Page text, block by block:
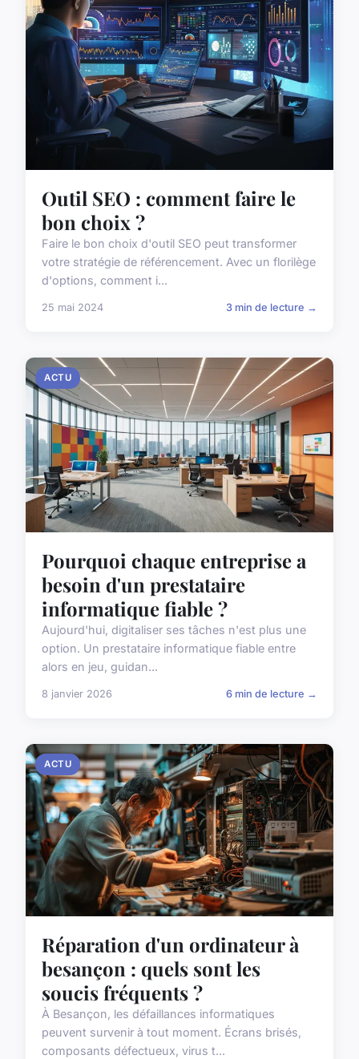
Outil SEO : comment faire le
bon choix ?
Faire le bon choix d'outil SEO peut transformer
votre stratégie de référencement. Avec un florilège
d'options, comment i...
25 mai 2024 3 min de lecture →
ACTU
Pourquoi chaque entreprise a
besoin d'un prestataire
informatique fiable ?
Aujourd'hui, digitaliser ses tâches n'est plus une
option. Un prestataire informatique fiable entre
alors en jeu, guidan...
8 janvier 2026 6 min de lecture →
ACTU
Réparation d'un ordinateur à
besançon : quels sont les
soucis fréquents ?
À Besançon, les défaillances informatiques
peuvent survenir à tout moment. Écrans brisés,
composants défectueux, virus t...